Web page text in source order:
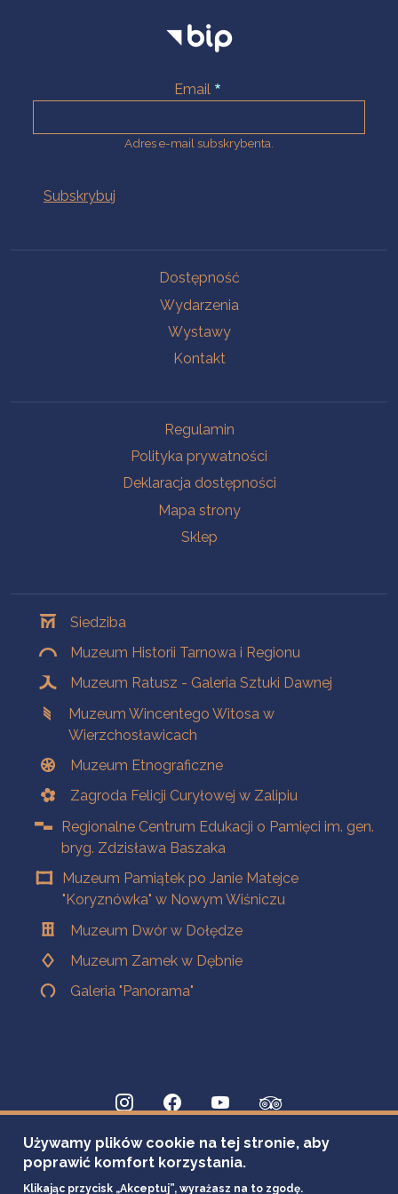
Email
Adres e-mail subskrybenta.
Dostępność
Wydarzenia
Wystawy
Kontakt
Regulamin
Polityka prywatności
Deklaracja dostępności
Mapa strony
Sklep
Siedziba
Muzeum Historii Tarnowa i Regionu
Muzeum Ratusz - Galeria Sztuki Dawnej
Muzeum Wincentego Witosa w
Wierzchosławicach
Muzeum Etnograficzne
Zagroda Felicji Curyłowej w Zalipiu
Regionalne Centrum Edukacji o Pamięci im. gen.
bryg. Zdzisława Baszaka
Muzeum Pamiątek po Janie Matejce
"Koryznówka" w Nowym Wiśniczu
Muzeum Dwór w Dołędze
Muzeum Zamek w Dębnie
Galeria "Panorama"
Używamy plików cookie na tej stronie, aby
poprawić komfort korzystania.
Klikając przycisk „Akceptuj”, wyrażasz na to zgodę.